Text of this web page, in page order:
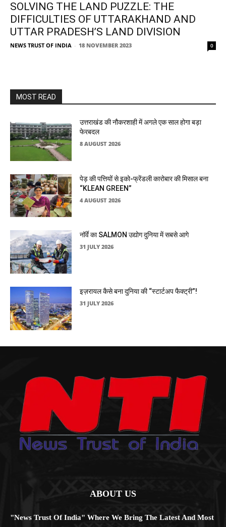
SOLVING THE LAND PUZZLE: THE
DIFFICULTIES OF UTTARAKHAND AND
UTTAR PRADESH’S LAND DIVISION
NEWS TRUST OF INDIA - 18 NOVEMBER 2023 0
MOST READ
उत्तराखंड की नौकरशाही में अगले एक साल होगा बड़ा
फेरबदल
8 AUGUST 2026
पेड़ की पत्तियों से इको-फ्रेंडली कारोबार की मिसाल बना
“KLEAN GREEN”
4 AUGUST 2026
नॉर्वे का SALMON उद्योग दुनिया में सबसे आगे
31 JULY 2026
इज़रायल कैसे बना दुनिया की “स्टार्टअप फैक्ट्री”!
31 JULY 2026
ABOUT US
"News Trust Of India" Where We Bring The Latest And Most